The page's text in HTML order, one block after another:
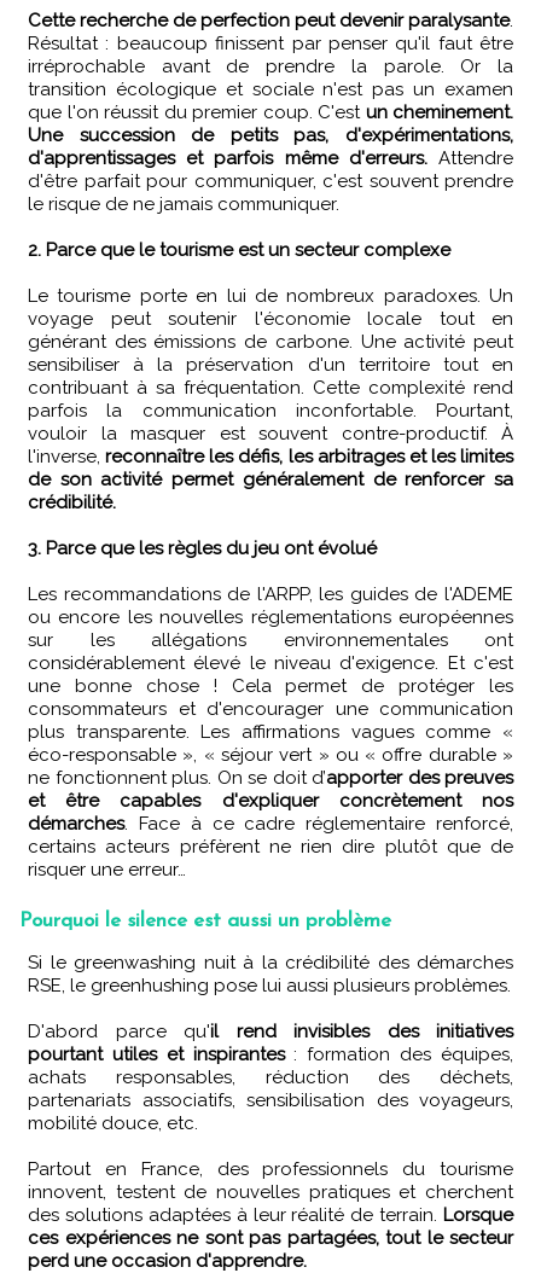
Cette recherche de perfection peut devenir paralysante.
Résultat : beaucoup finissent par penser qu'il faut être
irréprochable avant de prendre la parole. Or la
transition écologique et sociale n'est pas un examen
que l'on réussit du premier coup. C'est un cheminement.
Une succession de petits pas, d'expérimentations,
d'apprentissages et parfois même d'erreurs.Attendre
d'être parfait pour communiquer, c'est souvent prendre
le risque de ne jamais communiquer.
2. Parce que le tourisme est un secteur complexe
Le tourisme porte en lui de nombreux paradoxes. Un
voyage peut soutenir l'économie locale tout en
générant des émissions de carbone. Une activité peut
sensibiliser à la préservation d'un territoire tout en
contribuant à sa fréquentation. Cette complexité rend
parfois la communication inconfortable. Pourtant,
vouloir la masquer est souvent contre-productif. À
l'inverse,reconnaître les défis, les arbitrages et les limites
de son activité permet généralement de renforcer sa
crédibilité.
3. Parce que les règles du jeu ont évolué
Les recommandations de l'ARPP, les guides de l'ADEME
ou encore les nouvelles réglementations européennes
sur les allégations environnementales ont
considérablement élevé le niveau d'exigence. Et c'est
une bonne chose ! Cela permet de protéger les
consommateurs et d'encourager une communication
plus transparente. Les affirmations vagues comme «
éco-responsable », « séjour vert » ou « offre durable »
ne fonctionnent plus. On se doit d’apporter des preuves
et être capables d'expliquer concrètement nos
démarches. Face à ce cadre réglementaire renforcé,
certains acteurs préfèrent ne rien dire plutôt que de
risquer une erreur…
Pourquoi le silence est aussi un problème
Si le greenwashing nuit à la crédibilité des démarches
RSE, le greenhushing pose lui aussi plusieurs problèmes.
D'abord parce qu'il rend invisibles des initiatives
pourtant utiles et inspirantes: formation des équipes,
achats responsables, réduction des déchets,
partenariats associatifs, sensibilisation des voyageurs,
mobilité douce, etc.
Partout en France, des professionnels du tourisme
innovent, testent de nouvelles pratiques et cherchent
des solutions adaptées à leur réalité de terrain. Lorsque
ces expériences ne sont pas partagées, tout le secteur
perd une occasion d'apprendre.